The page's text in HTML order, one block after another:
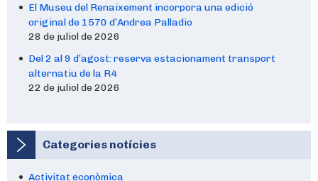
El Museu del Renaixement incorpora una edició
original de 1570 d’Andrea Palladio
28 de juliol de 2026
Del 2 al 9 d’agost: reserva estacionament transport
alternatiu de la R4
22 de juliol de 2026
Categories notícies
Activitat econòmica